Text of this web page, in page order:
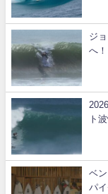
ジ
へ
ト
ベ
パ